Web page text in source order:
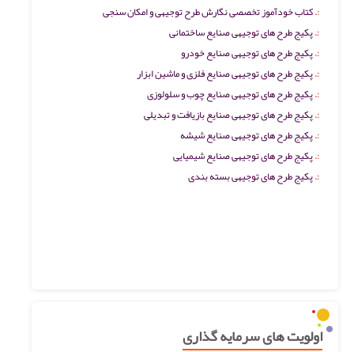
کتاب خودآموز تخصصی نگارش طرح توجیهی و امکان سنجی
پکیج طرح های توجیهی صنایع ساختمانی
پکیج طرح های توجیهی صنایع خودرو
پکیج طرح های توجیهی صنایع فلزی و ماشین ابزار
پکیج طرح های توجیهی صنایع چوب و سلولوزی
پکیج طرح های توجیهی صنایع بازیافت و تبدیلی
پکیج طرح های توجیهی صنایع شیشه
پکیج طرح های توجیهی صنایع شیمیایی
پکیج طرح های توجیهی بسته بندی
اولویت های سرمایه گذاری